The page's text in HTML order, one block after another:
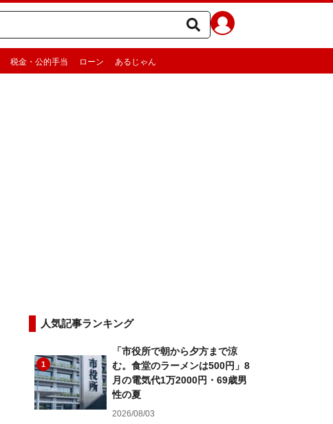
税金・公的手当 ローン あるじゃん
人気記事ランキング
1
「市役所で朝から夕方まで涼
む。食堂のラーメンは500円」8
月の電気代1万2000円・69歳男
性の夏
2026/08/03